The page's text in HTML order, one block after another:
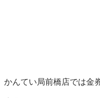
かんてい局前橋店では金